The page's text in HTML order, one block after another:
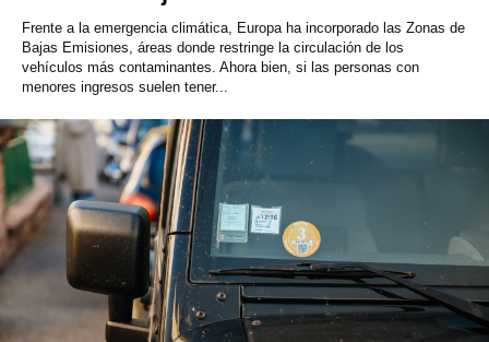
Frente a la emergencia climática, Europa ha incorporado las Zonas de
Bajas Emisiones, áreas donde restringe la circulación de los
vehículos más contaminantes. Ahora bien, si las personas con
menores ingresos suelen tener...